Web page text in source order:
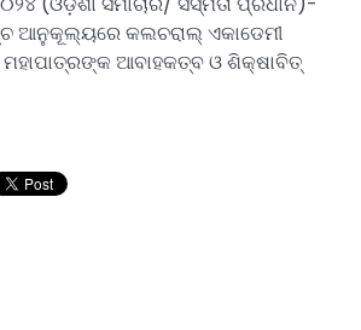
ଆନୁକୂଲ୍ୟରେ କଲଚରାଲ୍ ଏକାଡେମୀ
ଆବାହକତ୍ବ ଓ ଶିକ୍ଷାବିତ୍